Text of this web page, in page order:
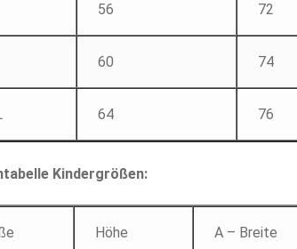
56 72
60 74
64 76
Kindergrößen:
Höhe A – Breite